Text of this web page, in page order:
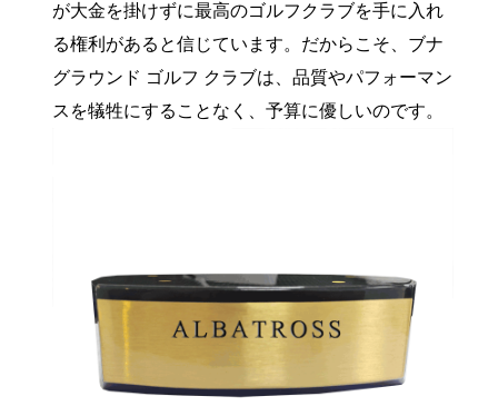
が大金を掛けずに最高のゴルフクラブを手に入れ
る権利があると信じています。だからこそ、ブナ
グラウンド ゴルフ クラブは、品質やパフォーマン
スを犠牲にすることなく、予算に優しいのです。